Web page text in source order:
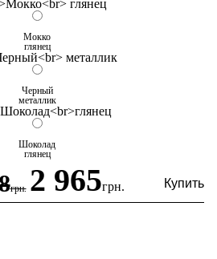
Мокко
глянец
Черный
металлик
Шоколад
глянец
грн. 2 965грн.